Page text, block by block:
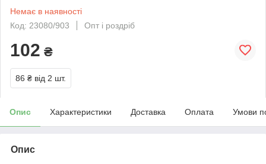
Немає в наявності
Код: 23080/903
Опт і роздріб
102 ₴
86 ₴ від 2 шт.
Опис Характеристики Доставка Оплата Умови
Опис